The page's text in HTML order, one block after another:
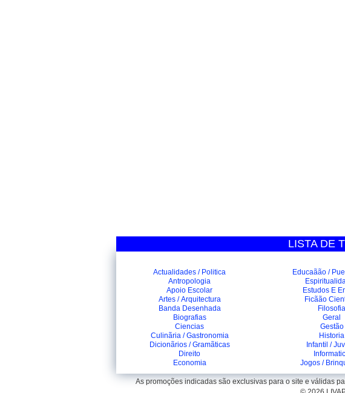
LISTA DE
Actualidades / Politica
Antropologia
Apoio Escolar
Artes / Arquitectura
Banda Desenhada
Biografias
Ciencias
Culinãria / Gastronomia
Dicionãrios / Gramãticas
Direito
Economia
Educaãão /
Estudos E
Ficãão
Filosofia
Geral
Gestão
Historia
Infantil /
Jogos /
As promoções indicadas são exclusivas para o site e válidas